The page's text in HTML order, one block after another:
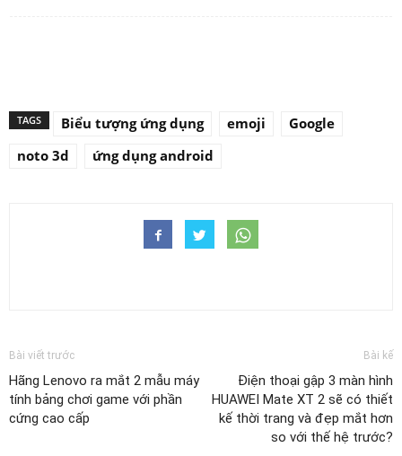
TAGS Biểu tượng ứng dụng emoji
Google
noto 3d
ứng dụng android
Bài viết trước
Hãng Lenovo ra mắt 2 mẫu máy
tính bảng chơi game với phần
cứng cao cấp
Bài kế
Điện thoại gập 3 màn hình
HUAWEI Mate XT 2 sẽ có thiết
kế thời trang và đẹp mắt hơn
so với thế hệ trước?